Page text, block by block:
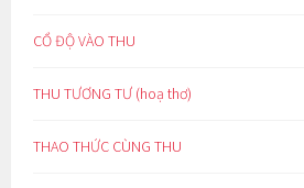
CỔ ĐỘ VÀO THU
THU TƯƠNG TƯ (hoạ thơ)
THAO THỨC CÙNG THU